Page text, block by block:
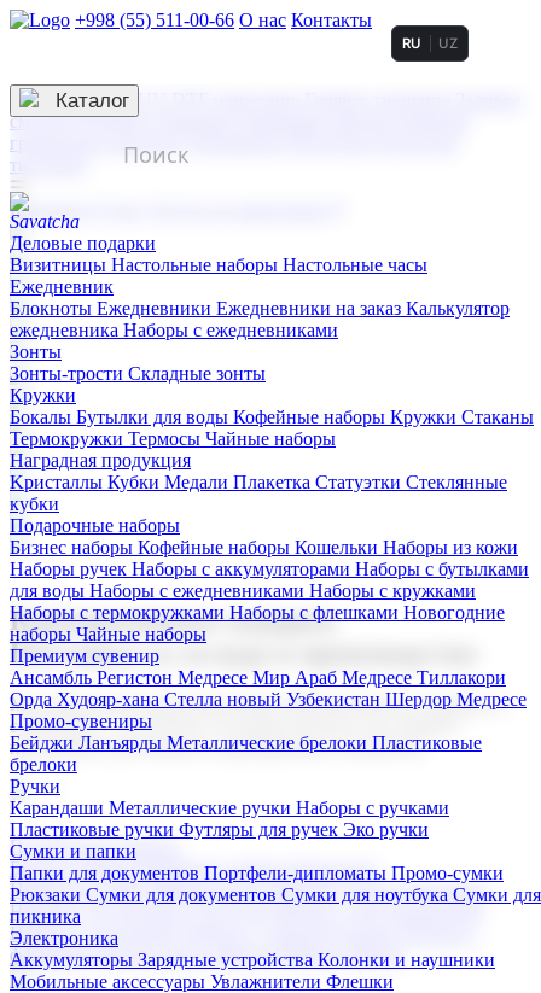
+998 (55) 511-00-66 О нас Контакты
3D гравировка
смолой (Doming)
гравировка твердая
тиснение
RU UZ
☰
Контакты
Каталог
Деловые подарки
Визитницы Настольные наборы Настольные часы
Ежедневник
Блокноты Ежедневники Ежедневники на заказ Калькулятор
ежедневника Наборы с ежедневниками
Зонты
Зонты-трости Складные зонты
Кружки
Бокалы Бутылки для воды Кофейные наборы Кружки Стаканы
Термокружки Термосы Чайные наборы
Наградная продукция
Kристаллы Кубки Медали Плакетка Статуэтки Стеклянные
кубки
Подарочные наборы
Бизнес наборы Кофейные наборы Кошельки Наборы из кожи
Наборы ручек Наборы с аккумуляторами Наборы с бутылками
для воды Наборы с ежедневниками Наборы с кружками
Наборы с термокружками Наборы с флешками Новогодние
наборы Чайные наборы
Премиум сувенир
Ансамбль Регистон Медресе Мир Араб Медресе Тиллакори
Орда Худояр-хана Стелла новый Узбекистан Шердор Медресе
Промо-сувениры
Бейджи Ланъярды Металлические брелоки Пластиковые
брелоки
Ручки
Карандаши Металлические ручки Наборы с ручками
Пластиковые ручки Футляры для ручек Эко ручки
Сумки и папки
Папки для документов Портфели-дипломаты Промо-сумки
Рюкзаки Сумки для документов Сумки для ноутбука Сумки для
пикника
Электроника
Аккумуляторы Зарядные устройства Колонки и наушники
Мобильные аксессуары Увлажнители Флешки
Корпоративные подарки
Поставка со склада и производство
Мы предлагаем широкий выбор корпоративных подарков и
сувениров с логотипом. В нашем каталоге вы найдете
продукцию для бизнеса, мероприятия и клиентов.
Подарочные наборы
Бизнес наборыКофейные наборы Кошельки
Наборы из кожиНаборы ручекНаборы с аккумуляторами
Наборы с бутылками для воды
Наборы с ежедневниками
Наборы с кружками
флешкамиНовогодние наборыЧайные наборы